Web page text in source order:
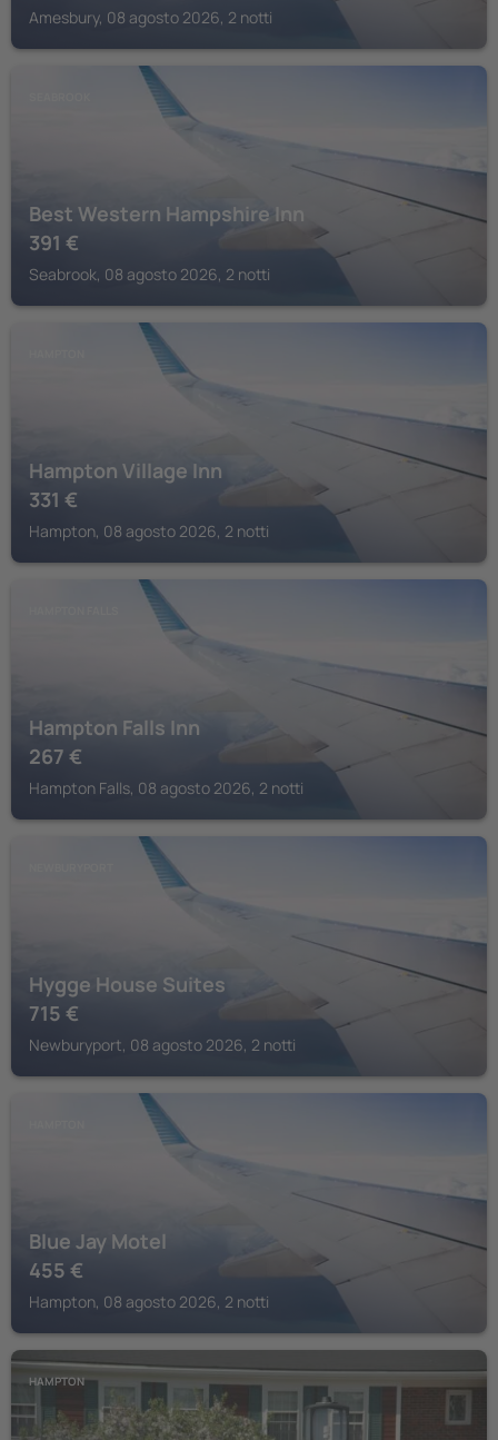
Amesbury, 08 agosto 2026, 2 notti
Best Western Hampshire Inn
391 €
Seabrook, 08 agosto 2026, 2 notti
Hampton Village Inn
331 €
Hampton, 08 agosto 2026, 2 notti
Hampton Falls Inn
267 €
Hampton Falls, 08 agosto 2026, 2 notti
Hygge House Suites
715 €
Newburyport, 08 agosto 2026, 2 notti
Blue Jay Motel
455 €
Hampton, 08 agosto 2026, 2 notti
HAMPTON